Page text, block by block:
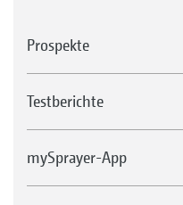
Prospekte
Testberichte
mySprayer-App